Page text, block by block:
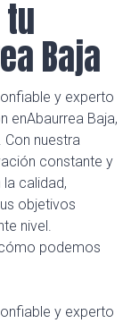
Baja
y experto
enAbaurrea Baja,
Con nuestra
constante y
calidad,
objetivos
nivel.
podemos
y experto